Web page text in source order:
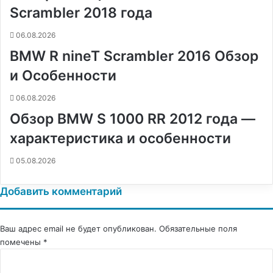
и
Scrambler 2018 года
06.08.2026
BMW R nineT Scrambler 2016 Обзор
и Особенности
06.08.2026
Обзор BMW S 1000 RR 2012 года —
характеристика и особенности
05.08.2026
Добавить комментарий
Ваш адрес email не будет опубликован. Обязательные поля
помечены *